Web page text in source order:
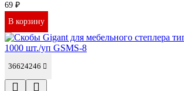
69 ₽
В корзину
36624246